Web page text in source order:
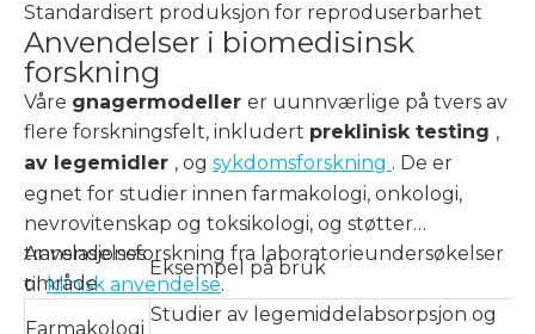
Standardisert produksjon for reproduserbarhet
Anvendelser i biomedisinsk
forskning
Våre gnagermodeller er uunnværlige på tvers av
flere forskningsfelt, inkludert preklinisk testing ,
av legemidler , og sykdomsforskning . De er
egnet for studier innen farmakologi, onkologi,
nevrovitenskap og toksikologi, og støtter
translasjonsforskning fra laboratorieundersøkelser
tilklinisk anvendelse.
Anvendelses
område
Eksempel på bruk
Farmakologi
Studier av legemiddelabsorpsjon og